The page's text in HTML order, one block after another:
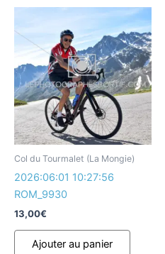
Col du Tourmalet (La Mongie)
2026:06:01 10:27:56
ROM_9930
13,00€
Ajouter au panier